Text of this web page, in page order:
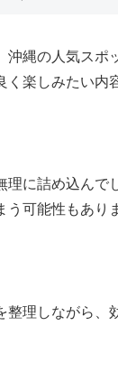
沖縄の人気スポ
く楽しみたい内
理に詰め込んで
可能性もあり
整理しながら、